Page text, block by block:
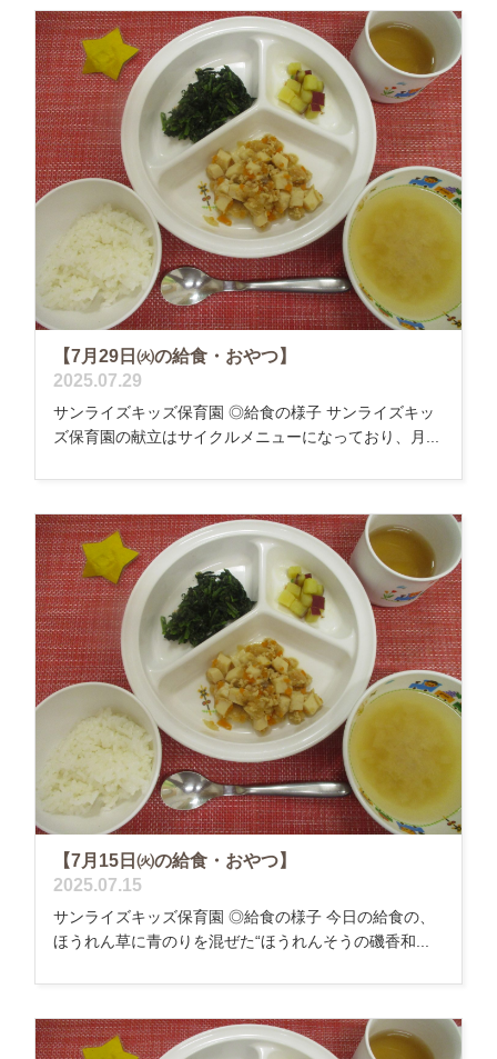
【7月29日㈫の給食・おやつ】
2025.07.29
サンライズキッズ保育園 ◎給食の様子 サンライズキッ
ズ保育園の献立はサイクルメニューになっており、月...
【7月15日㈫の給食・おやつ】
2025.07.15
サンライズキッズ保育園 ◎給食の様子 今日の給食の、
ほうれん草に青のりを混ぜた“ほうれんそうの磯香和...